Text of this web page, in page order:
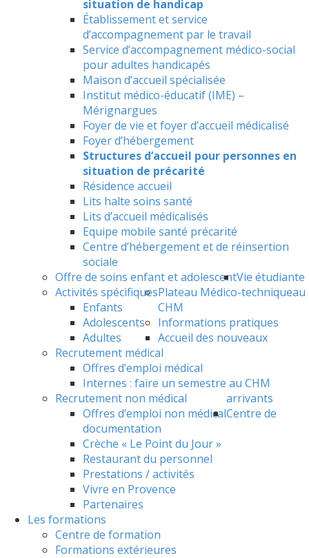
situation de handicap
Établissement et service
d’accompagnement par le travail
Service d’accompagnement médico-social
pour adultes handicapés
Maison d’accueil spécialisée
Institut médico-éducatif (IME) –
Mérignargues
Foyer de vie et foyer d’accueil médicalisé
Foyer d’hébergement
Structures d’accueil pour personnes en
situation de précarité
Résidence accueil
Lits halte soins santé
Lits d’accueil médicalisés
Equipe mobile santé précarité
Centre d’hébergement et de réinsertion
sociale
Offre de soins enfant et adolescent
Activités spécifiques
Enfants
Adolescents
Adultes
Plateau Médico-technique
Recrutement médical
Offres d’emploi médical
Internes : faire un semestre au CHM
Vie étudiante
au
CHM
Recrutement non médical
Offres d’emploi non médical
Informations pratiques
Accueil des nouveaux
arrivants
Centre de
documentation
Crèche « Le Point du Jour »
Restaurant du personnel
Prestations / activités
Vivre en Provence
Partenaires
Les formations
Centre de formation
Formations extérieures